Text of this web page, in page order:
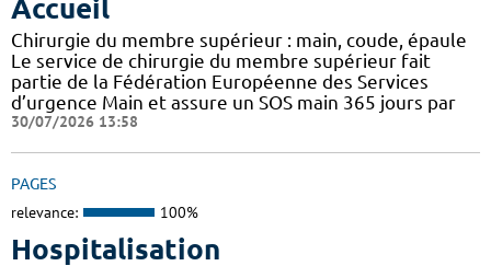
Accueil
Chirurgie du membre supérieur : main, coude, épaule
Le service de chirurgie du membre supérieur fait
partie de la Fédération Européenne des Services
d’urgence Main et assure un SOS main 365 jours par
30/07/2026 13:58
PAGES
relevance: 100%
Hospitalisation